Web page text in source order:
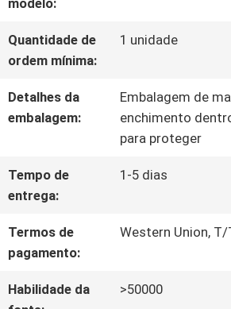
DA
FÁBRICA
DA
QUALIDADE
CONTACTE-
modelo:
Quantidade de
ordem mínima:
1 unidade
Detalhes da
embalagem:
Embalagem de
enchimento
para proteger
Tempo de
entrega:
1-5 dias
Termos de
pagamento:
Western Union, T/
Habilidade da
>50000